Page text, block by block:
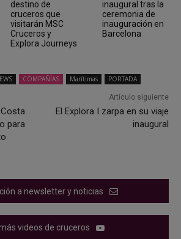
destino de
cruceros que
visitarán MSC
Cruceros y
Explora Journeys
inaugural tras la
ceremonia de
inauguración en
Barcelona
COMPAÑÍAS Marítimas PORTADA
para
Artículo siguiente
El Explora I zarpa en su viaje
inaugural
a newsletter y noticias
videos de cruceros